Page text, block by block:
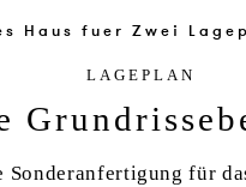
LA­GE­PLAN
Sonderanfertigung für